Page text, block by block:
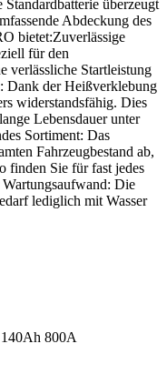
überzeugt
Abdeckung des
bietet:Zuverlässige
für den
verlässliche Startleistung
Dank der Heißverklebung
widerstandsfähig. Dies
Lebensdauer unter
Sortiment: Das
Fahrzeugbestand ab,
finden Sie für fast jedes
Die
lediglich mit Wasser